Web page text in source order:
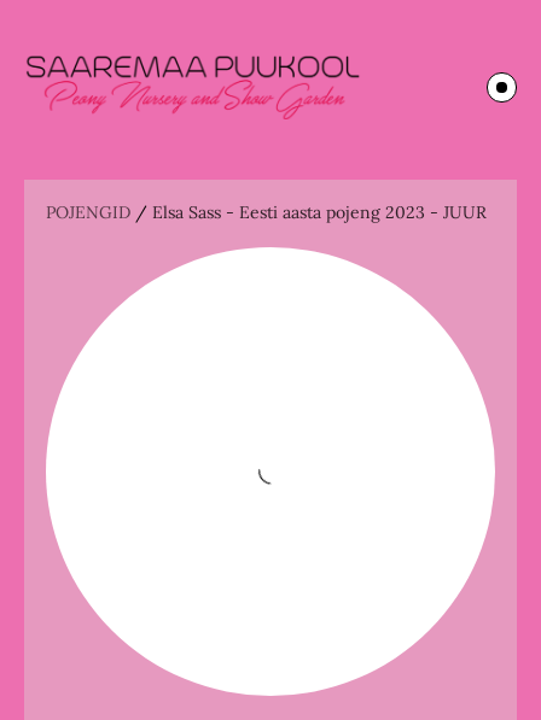
POJENGID / Elsa Sass - Eesti aasta pojeng 2023 - JUUR